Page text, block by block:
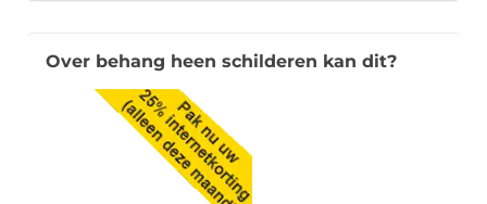
Over behang heen schilderen kan dit?